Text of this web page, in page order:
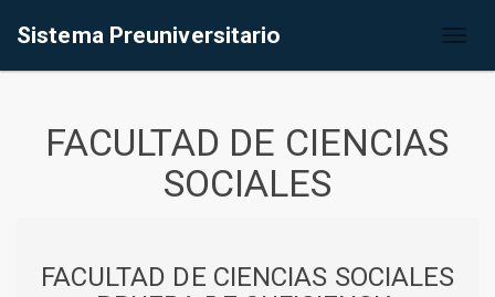
Sistema Preuniversitario
FACULTAD DE CIENCIAS
SOCIALES
FACULTAD DE CIENCIAS SOCIALES